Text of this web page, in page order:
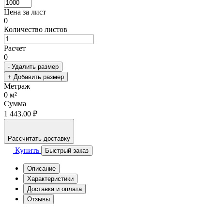
Цена за лист
0
Количество листов
Расчет
0
- Удалить размер
+ Добавить размер
Метраж
0 м²
Сумма
1 443.00 ₽
Рассчитать доставку
Купить Быстрый заказ
Описание
Характеристики
Доставка и оплата
Отзывы